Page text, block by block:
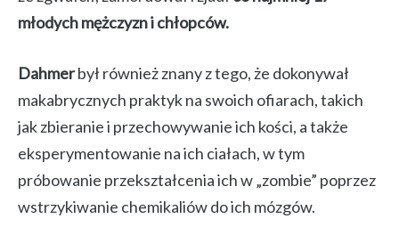
młodych mężczyzn i chłopców.
Dahmerbył również znany z tego, że dokonywał
makabrycznych praktyk na swoich ofiarach, takich
jak zbieranie i przechowywanie ich kości, a także
eksperymentowanie na ich ciałach, w tym
próbowanie przekształcenia ich w „zombie” poprzez
wstrzykiwanie chemikaliów do ich mózgów.